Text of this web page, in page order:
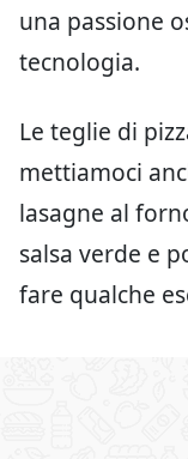
una passione
tecnologia.
Le teglie di
mettiamoci
lasagne al
salsa verde e
fare qualche